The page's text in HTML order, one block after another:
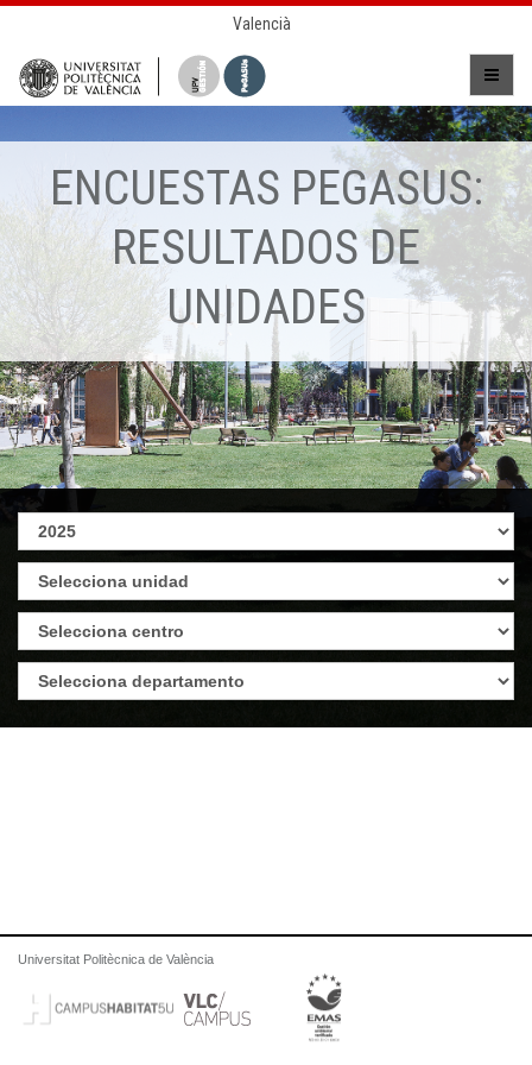
Valencià
ENCUESTAS PEGASUS:
RESULTADOS DE
UNIDADES
Universitat Politècnica de València